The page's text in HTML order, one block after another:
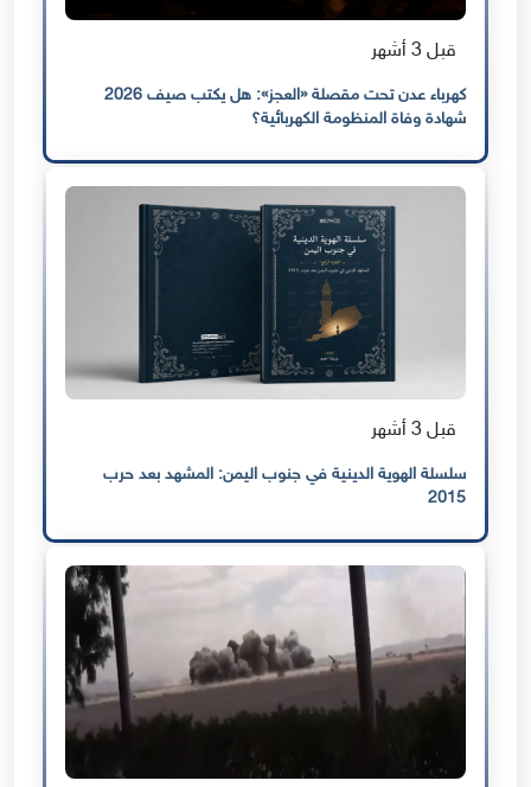
قبل 3 أشهر
كهرباء عدن تحت مقصلة «العجز»: هل يكتب صيف 2026
شهادة وفاة المنظومة الكهربائية؟
قبل 3 أشهر
سلسلة الهوية الدينية في جنوب اليمن: المشهد بعد حرب
2015